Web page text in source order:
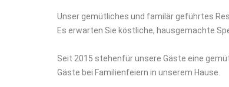
Unser gemütliches und familär geführtes
Es erwarten Sie köstliche, hausgemachte
Seit 2015 stehenfür unsere Gäste eine
Gäste bei Familienfeiern in unserem Hause.